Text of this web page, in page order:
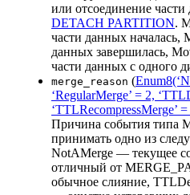
или отсоединение
DETACH PARTITION.
части данных началась,
данных завершилась,
части данных с одного
merge_reason (
‘RegularMerge’ = 2,
‘TTLRecompressMerge’
Причина события типа
принимать одно из
NotAMerge — текущее
отличный от
обычное слияние,